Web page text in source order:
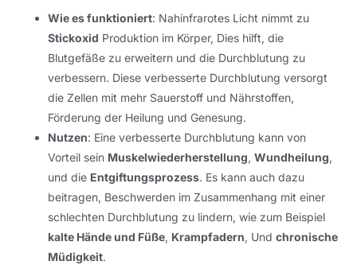
Wie es funktioniert: Nahinfrarotes Licht nimmt zu
Stickoxid Produktion im Körper, Dies hilft, die
Blutgefäße zu erweitern und die Durchblutung zu
verbessern. Diese verbesserte Durchblutung versorgt
die Zellen mit mehr Sauerstoff und Nährstoffen,
Förderung der Heilung und Genesung.
Nutzen: Eine verbesserte Durchblutung kann von
Vorteil sein Muskelwiederherstellung, Wundheilung,
und die Entgiftungsprozess. Es kann auch dazu
beitragen, Beschwerden im Zusammenhang mit einer
schlechten Durchblutung zu lindern, wie zum Beispiel
kalte Hände und Füße, Krampfadern, Und chronische
Müdigkeit.